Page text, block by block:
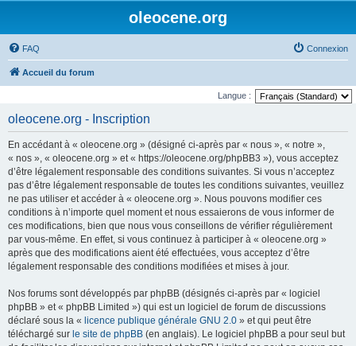
oleocene.org
FAQ Connexion
Accueil du forum
Langue :
oleocene.org - Inscription
En accédant à « oleocene.org » (désigné ci-après par « nous », « notre »,
« nos », « oleocene.org » et « https://oleocene.org/phpBB3 »), vous acceptez
d’être légalement responsable des conditions suivantes. Si vous n’acceptez
pas d’être légalement responsable de toutes les conditions suivantes, veuillez
ne pas utiliser et accéder à « oleocene.org ». Nous pouvons modifier ces
conditions à n’importe quel moment et nous essaierons de vous informer de
ces modifications, bien que nous vous conseillons de vérifier régulièrement
par vous-même. En effet, si vous continuez à participer à « oleocene.org »
après que des modifications aient été effectuées, vous acceptez d’être
légalement responsable des conditions modifiées et mises à jour.
Nos forums sont développés par phpBB (désignés ci-après par « logiciel
phpBB » et « phpBB Limited ») qui est un logiciel de forum de discussions
déclaré sous la « licence publique générale GNU 2.0 » et qui peut être
téléchargé sur le site de phpBB (en anglais). Le logiciel phpBB a pour seul but